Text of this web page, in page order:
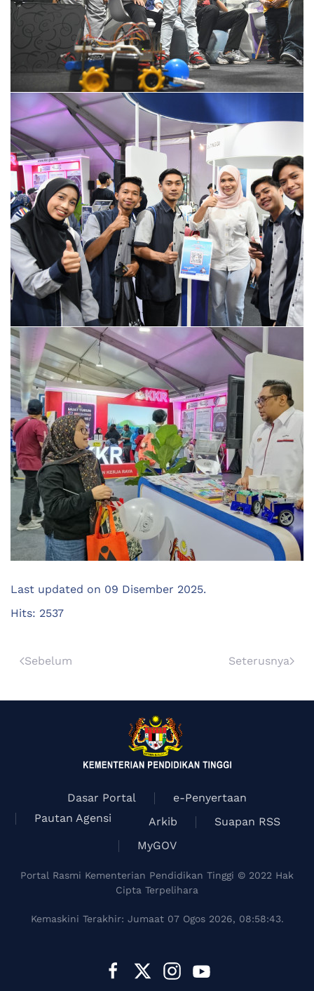
Last updated on 09 Disember 2025.
Hits: 2537
Sebelum Seterusnya
Dasar Portal
e-Penyertaan
Pautan Agensi
Arkib
Suapan RSS
MyGOV
Portal Rasmi Kementerian Pendidikan Tinggi © 2022 Hak
Cipta Terpelihara
Kemaskini Terakhir: Jumaat 07 Ogos 2026, 08:58:43.